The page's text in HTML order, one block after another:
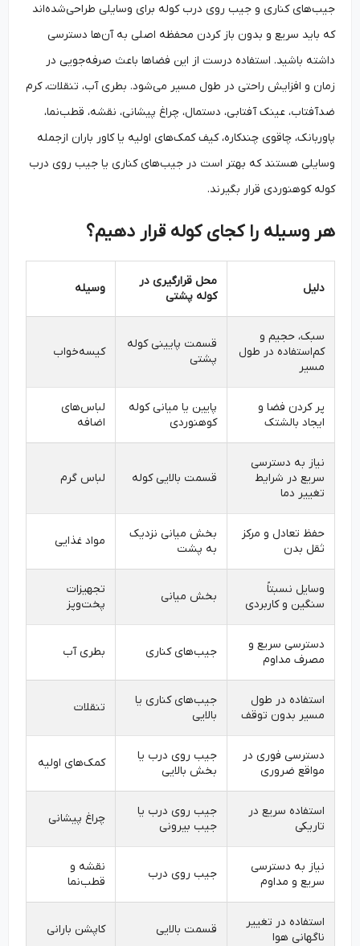
جیب‌های کناری و جیب روی درب کوله برای وسایلی طراحی‌شده‌اند
که باید سریع و بدون باز کردن محفظه اصلی به آن‌ها دسترسی
داشته باشید. استفاده درست از این فضاها باعث صرفه‌جویی در
زمان و افزایش راحتی در طول مسیر می‌شود. بطری آب، تنقلات، کرم
ضدآفتاب، عینک آفتابی، دستمال، چراغ پیشانی، نقشه، قطب‌نما،
پاوربانک، چاقوی چندکاره، کیف کمک‌های اولیه یا کاور باران ازجمله
وسایلی هستند که بهتر است در جیب‌های کناری یا جیب روی درب
کوله کوهنوردی قرار بگیرند.
هر وسیله را کجای کوله قرار دهیم؟
محل قرارگیری در
کوله پشتی
وسیله
سبک، حجیم و
کم‌استفاده در طول
مسیر
قسمت پایینی کوله
پشتی
کیسه‌خواب
پر کردن فضا و
ایجاد بالشتک
پایین یا میانی کوله
کوهنوردی
لباس‌های
اضافه
نیاز به دسترسی
سریع در شرایط
تغییر دما
قسمت بالایی کوله لباس گرم
حفظ تعادل و مرکز
ثقل بدن
بخش میانی نزدیک
به پشت
مواد غذایی
وسایل نسبتاً
سنگین و کاربردی
بخش میانی
تجهیزات
پخت‌وپز
دسترسی سریع و
مصرف مداوم
جیب‌های کناری بطری آب
استفاده در طول
مسیر بدون توقف
جیب‌های کناری یا
بالایی
تنقلات
دسترسی فوری در
مواقع ضروری
جیب روی درب یا
بخش بالایی
کمک‌های اولیه
استفاده سریع در
تاریکی
جیب روی درب یا
جیب بیرونی
چراغ پیشانی
نیاز به دسترسی
سریع و مداوم
جیب روی درب
نقشه و
قطب‌نما
استفاده در تغییر
ناگهانی هوا
قسمت بالایی کاپشن بارانی